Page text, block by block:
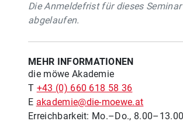
Die Anmeldefrist für dieses
abgelaufen.
MEHR INFORMATIONEN
die möwe Akademie
T +43 (0) 660 618 58 36
E akademie@die-moewe.at
Erreichbarkeit: Mo.–Do.,